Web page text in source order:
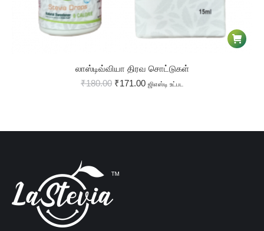
லாஸ்டிவ்வியா திரவ சொட்டுகள்
₹180.00 ₹171.00 ஜிஎஸ்டி உட்பட